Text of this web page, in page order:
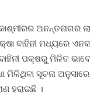
ଅନନ୍ତନାଗର
ବାହିନୀ ମଧ୍ୟରେ
ପକ୍ଷରୁ ମିଳିତ
ମିଳିଥିବା ସୂଚନା
ହରାଇଛି ।